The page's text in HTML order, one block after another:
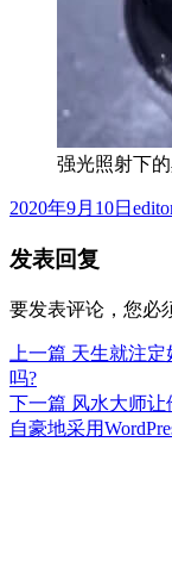
强光照射下
发
于
2020年9月10日 作
发表回复
要发表评论，您必
文
章
导
上一篇 上
文
章：
天生就注定
吗?
下一篇 下
篇
风水大师
自豪地采用